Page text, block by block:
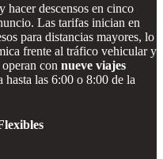
hacer descensos en cinco
Las tarifas inician en
para distancias mayores, lo
frente al tráfico vehicular y
con nueve viajes
hasta las 6:00 o 8:00 de la